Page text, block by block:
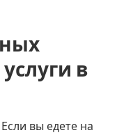
в
вы едете на